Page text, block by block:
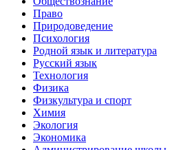
Право
Природоведение
Психология
Родной язык и литература
Русский язык
Технология
Физика
Физкультура и спорт
Химия
Экология
Экономика